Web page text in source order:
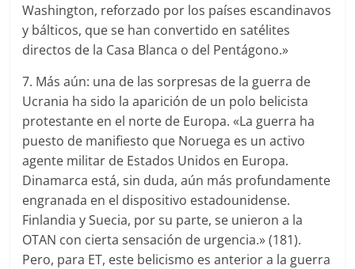
Washington, reforzado por los países escandinavos
y bálticos, que se han convertido en satélites
directos de la Casa Blanca o del Pentágono.»
7. Más aún: una de las sorpresas de la guerra de
Ucrania ha sido la aparición de un polo belicista
protestante en el norte de Europa. «La guerra ha
puesto de manifiesto que Noruega es un activo
agente militar de Estados Unidos en Europa.
Dinamarca está, sin duda, aún más profundamente
engranada en el dispositivo estadounidense.
Finlandia y Suecia, por su parte, se unieron a la
OTAN con cierta sensación de urgencia.» (181).
Pero, para ET, este belicismo es anterior a la guerra